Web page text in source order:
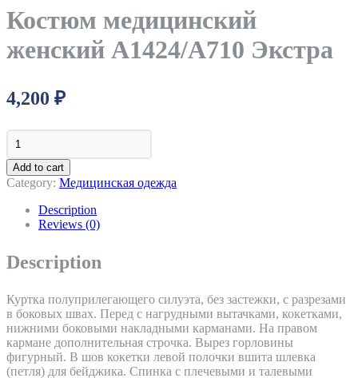
Костюм медицинский
женский A1424/A710 Экстра
4,200 ₽
Костюм
медицинский
женский
A1424/A710
Экстра
quantity
Add to cart
Category: Медицинская одежда
Description
Reviews (0)
Description
Куртка полуприлегающего силуэта, без застежки, с разрезами
в боковых швах. Перед с нагрудными вытачками, кокетками,
нижними боковыми накладными карманами. На правом
кармане дополнительная строчка. Вырез горловины
фигурный. В шов кокетки левой полочки вшита шлевка
(петля) для бейджика. Спинка с плечевыми и талевыми